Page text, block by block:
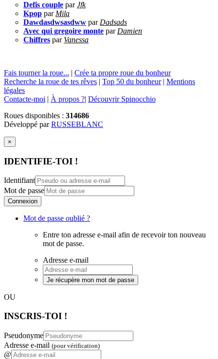
Defis couple parJfk
Kpop par Mila
Dawdasdwsasdww par Dadsads
Avec qui gregoire monte par Damien
Chiffres par Vanessa
Fais tourner la roue... | Crée ta propre roue du bonheur
Recherche la roue de tes rêves | Top 50 du bonheur| Mentions
légales
Contacte-moi | À propos ?| Découvrir Spinocchio
Roues disponibles : 314686
Développé parRUSSEBLANC
×
IDENTIFIE-TOI !
Identifiant
Mot de passe
Connexion
Mot de passe oublié ?
Entre ton adresse e-mail afin de recevoir ton nouveau
mot de passe.
Adresse e-mail
Je récupère mon mot de passe
OU
INSCRIS-TOI !
Pseudonyme
Adresse e-mail (pour vérification)
@